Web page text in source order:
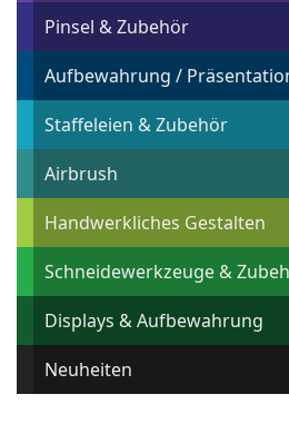
Pinsel & Zubehör
Aufbewahrung /
Staffeleien & Zubehör
Airbrush
Handwerkliches Gestalten
Schneidewerkzeuge &
Displays & Aufbewahrung
Neuheiten